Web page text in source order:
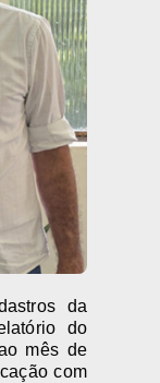
da
do
mês de
com